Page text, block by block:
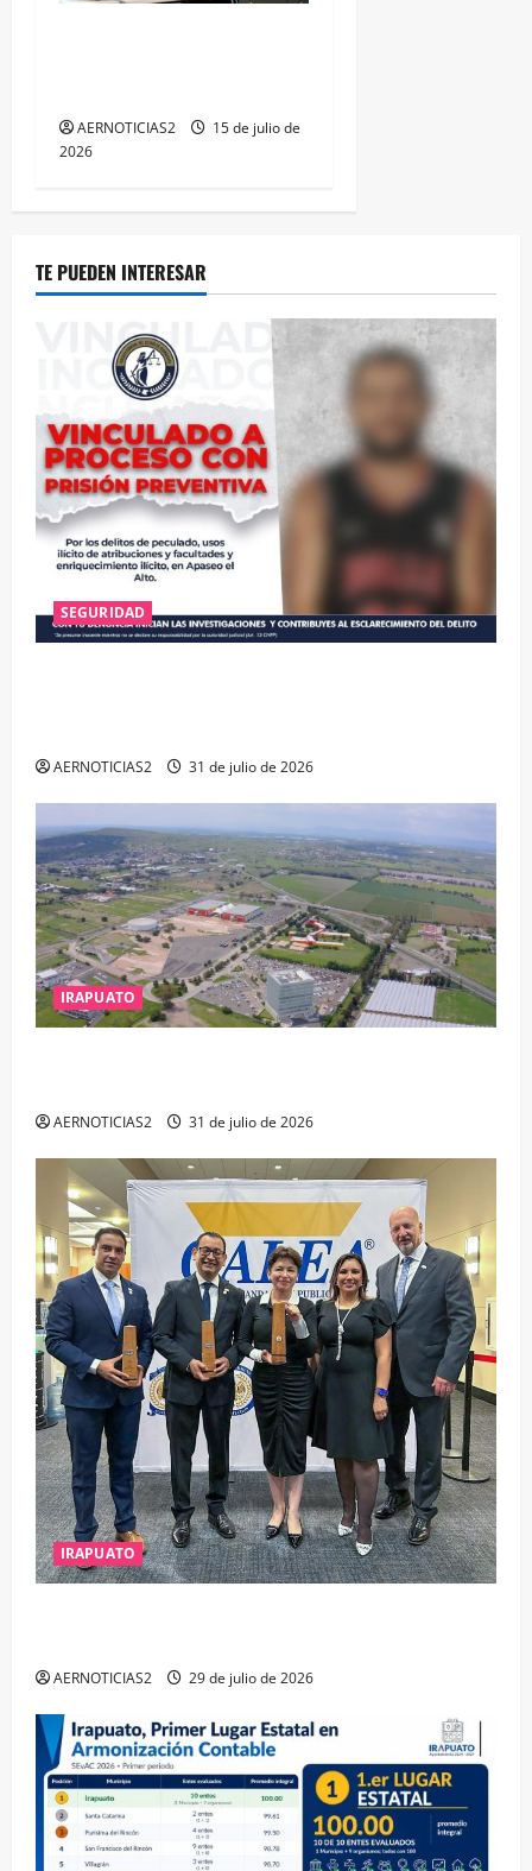
AERNOTICIAS2
15 de julio de
2026
TE PUEDEN INTERESAR
SEGURIDAD
AERNOTICIAS2 31 de julio de 2026
IRAPUATO
AERNOTICIAS2 31 de julio de 2026
IRAPUATO
AERNOTICIAS2 29 de julio de 2026